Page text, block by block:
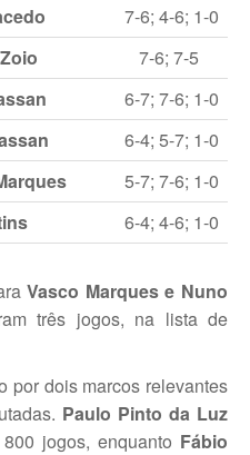
7-6; 4-6; 1-0
7-6; 7-5
6-7; 7-6; 1-0
6-4; 5-7; 1-0
5-7; 7-6; 1-0
6-4; 4-6; 1-0
Vasco Marques e Nuno
três jogos, na lista de
por dois marcos relevantes
Paulo Pinto da Luz
jogos, enquanto Fábio